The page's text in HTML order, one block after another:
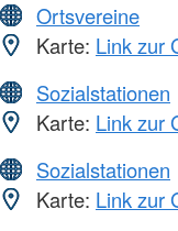
Ortsvereine
Karte: Link zur
Sozialstationen
Karte: Link zur
Sozialstationen
Karte: Link zur